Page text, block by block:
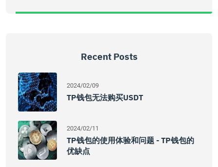
Recent Posts
2024/02/09
TP钱包无法购买USDT
2024/02/11
TP钱包的使用体验和问题 - TP钱包的
优缺点